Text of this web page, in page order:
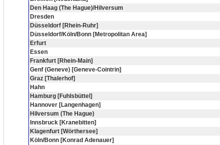
Den Haag (The Hague)/Hilversum
Dresden
Düsseldorf [Rhein-Ruhr]
Düsseldorf/Köln/Bonn [Metropolitan Area]
Erfurt
Essen
Frankfurt [Rhein-Main]
Genf (Geneve) [Geneve-Cointrin]
Graz [Thalerhof]
Hahn
Hamburg [Fuhlsbüttel]
Hannover [Langenhagen]
Hilversum (The Hague)
Innsbruck [Kranebitten]
Klagenfurt [Wörthersee]
Köln/Bonn [Konrad Adenauer]